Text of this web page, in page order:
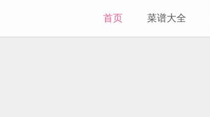
首页 菜谱大全